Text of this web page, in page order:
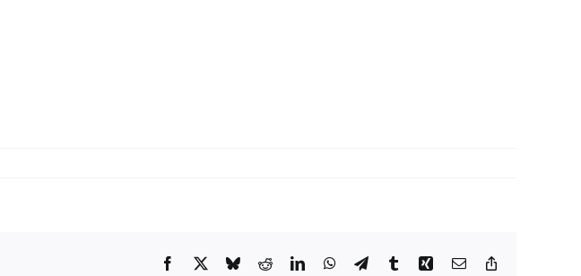
Facebook
X BlueskyRedditLinkedInWhatsApp
TelegramTumblrXing Email